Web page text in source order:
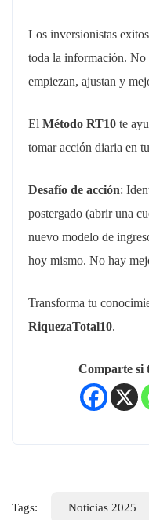
Los inversionistas
toda la información. No
empiezan, ajustan y
El Método RT10 te
tomar acción diaria en
Desafío de acción:
postergado (abrir una
nuevo modelo de
hoy mismo. No hay
Transforma tu
RiquezaTotal10.
Comparte si
Tags: Noticias 2025